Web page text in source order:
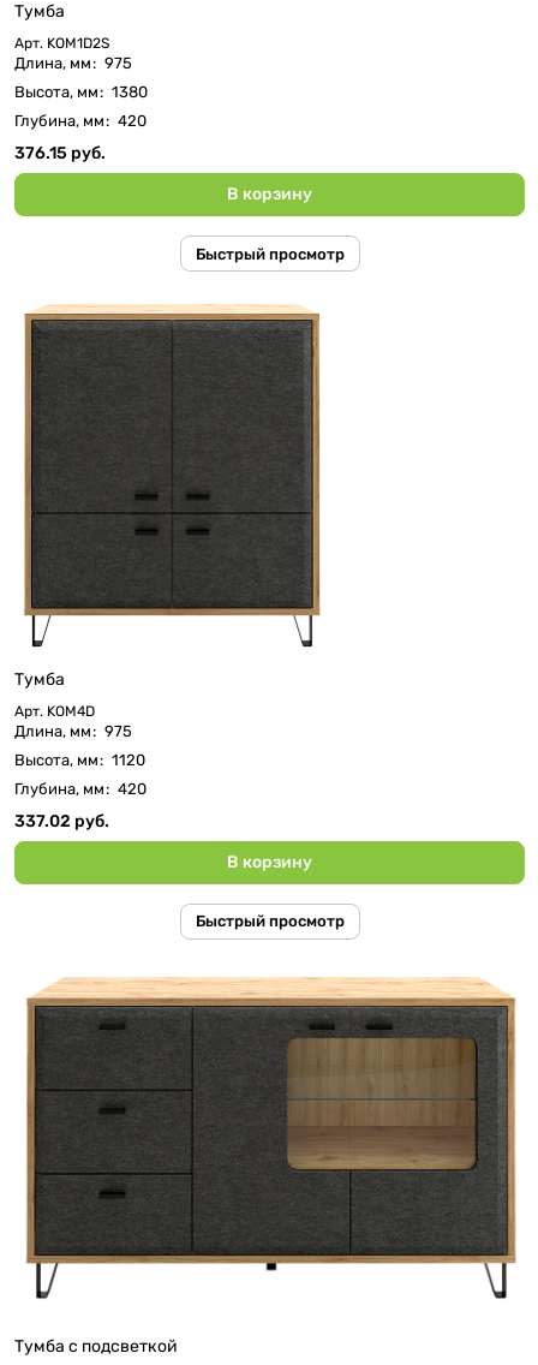
Тумба
Арт. KOM1D2S
Длина, мм: 975
Высота, мм: 1380
Глубина, мм: 420
376.15 руб.
В корзину
Быстрый просмотр
Тумба
Арт. KOM4D
Длина, мм: 975
Высота, мм: 1120
Глубина, мм: 420
337.02 руб.
В корзину
Быстрый просмотр
Тумба с подсветкой